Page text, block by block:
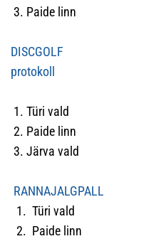
3. Paide linn
DISCGOLF
protokoll
1. Türi vald
2. Paide linn
3. Järva vald
RANNAJALGPALL
1. Türi vald
2. Paide linn